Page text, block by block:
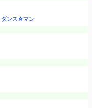
ダンス☆マン